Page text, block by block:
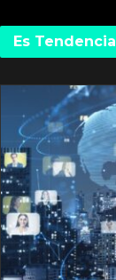
Es Tendencia